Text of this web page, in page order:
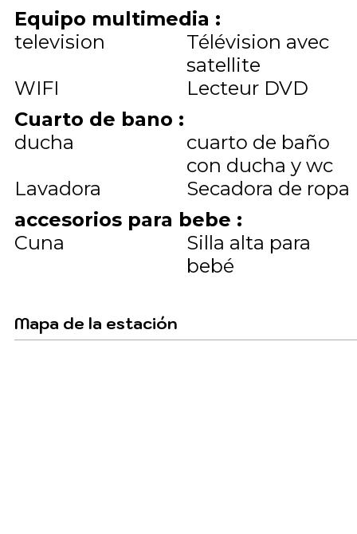
Equipo multimedia :
television
Télévision avec
satellite
WIFI
Lecteur DVD
Cuarto de bano :
ducha
cuarto de baño
con ducha y wc
Lavadora
Secadora de ropa
accesorios para bebe :
Cuna
Silla alta para
bebé
Mapa de la estación